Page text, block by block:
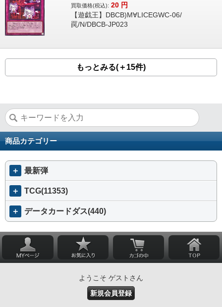
買取価格(税込): 20 円
【遊戯王】DBCB)M∀LICEGWC-06/
罠/N/DBCB-JP023
もっとみる(＋15件)
商品カテゴリー
＋ 最新弾
＋ TCG(11353)
＋ データカードダス(440)
ようこそ ゲストさん
新規会員登録